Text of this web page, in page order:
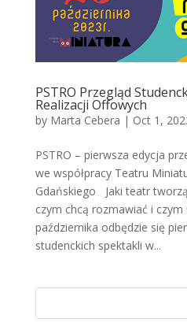
PSTRO Przegląd
Realizacji Offowych
by Marta Cebera | Oct 1,
PSTRO – pierwsza edycja
we współpracy Teatru
Gdańskiego Jaki teatr
czym chcą rozmawiać i czym
października odbędzie się
studenckich spektakli w...